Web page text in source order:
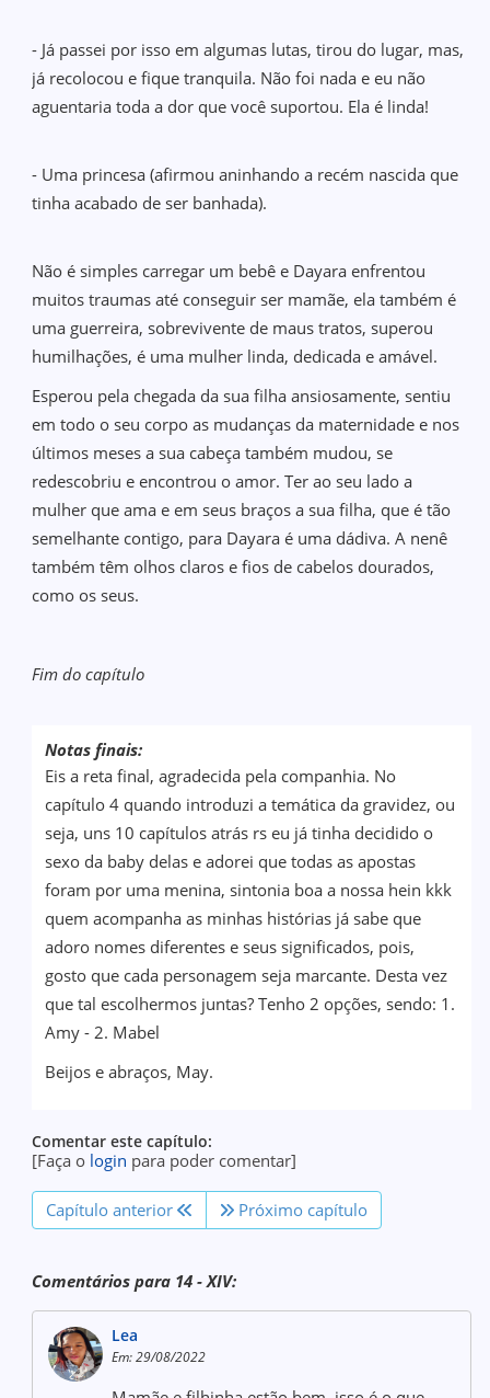
- Já passei por isso em algumas lutas, tirou do lugar, mas,
já recolocou e fique tranquila. Não foi nada e eu não
aguentaria toda a dor que você suportou. Ela é linda!
- Uma princesa (afirmou aninhando a recém nascida que
tinha acabado de ser banhada).
Não é simples carregar um bebê e Dayara enfrentou
muitos traumas até conseguir ser mamãe, ela também é
uma guerreira, sobrevivente de maus tratos, superou
humilhações, é uma mulher linda, dedicada e amável.
Esperou pela chegada da sua filha ansiosamente, sentiu
em todo o seu corpo as mudanças da maternidade e nos
últimos meses a sua cabeça também mudou, se
redescobriu e encontrou o amor. Ter ao seu lado a
mulher que ama e em seus braços a sua filha, que é tão
semelhante contigo, para Dayara é uma dádiva. A nenê
também têm olhos claros e fios de cabelos dourados,
como os seus.
Fim do capítulo
Notas finais:
Eis a reta final, agradecida pela companhia. No
capítulo 4 quando introduzi a temática da gravidez, ou
seja, uns 10 capítulos atrás rs eu já tinha decidido o
sexo da baby delas e adorei que todas as apostas
foram por uma menina, sintonia boa a nossa hein kkk
quem acompanha as minhas histórias já sabe que
adoro nomes diferentes e seus significados, pois,
gosto que cada personagem seja marcante. Desta vez
que tal escolhermos juntas? Tenho 2 opções, sendo: 1.
Amy - 2. Mabel
Beijos e abraços, May.
Comentar este capítulo:
[Faça o login para poder comentar]
Capítulo anterior Próximo capítulo
Comentários para 14 - XIV:
Lea
Em: 29/08/2022